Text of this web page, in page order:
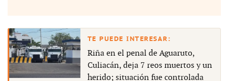
Riña en el penal de Aguaruto,
Culiacán, deja 7 reos muertos y un
herido; situación fue controlada